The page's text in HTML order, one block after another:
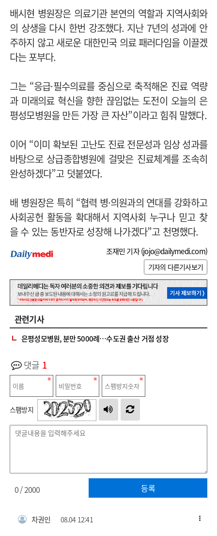
배시현 병원장은 의료기관 본연의 역할과 지역사회와
의 상생을 다시 한번 강조했다. 지난 7년의 성과에 안
주하지 않고 새로운 대한민국 의료 패러다임을 이끌겠
다는 포부다.
그는 “응급·필수의료를 중심으로 축적해온 진료 역량
과 미래의료 혁신을 향한 끊임없는 도전이 오늘의 은
평성모병원을 만든 가장 큰 자산”이라고 힘줘 말했다.
이어 “이미 확보된 고난도 진료 전문성과 임상 성과를
바탕으로 상급종합병원에 걸맞은 진료체계를 조속히
완성하겠다”고 덧붙였다.
배 병원장은 특히 “협력 병·의원과의 연대를 강화하고
사회공헌 활동을 확대해서 지역사회 누구나 믿고 찾
을 수 있는 동반자로 성장해 나가겠다”고 천명했다.
조재민 기자 (jojo@dailymedi.com)
기자의 다른기사보기
관련기사
은평성모병원, 분만 5000례…수도권 출산 거점 성장
댓글 1
스팸방지
등록
0/ 2000
차권인 08.04 12:41